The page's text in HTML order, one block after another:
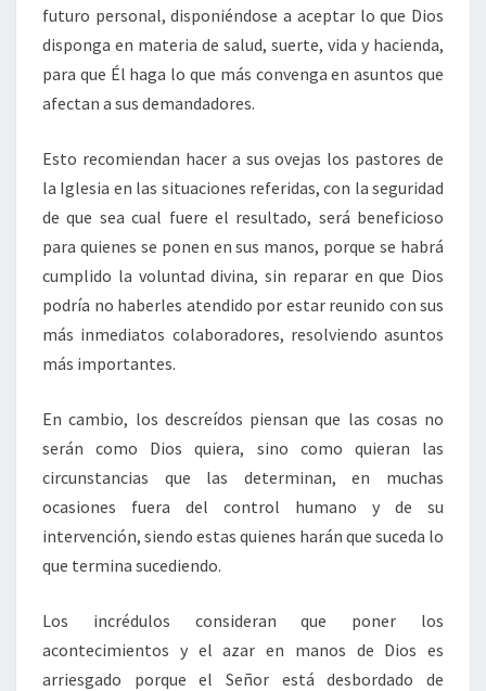
futuro personal, disponiéndose a aceptar lo que Dios
disponga en materia de salud, suerte, vida y hacienda,
para que Él haga lo que más convenga en asuntos que
afectan a sus demandadores.
Esto recomiendan hacer a sus ovejas los pastores de
la Iglesia en las situaciones referidas, con la seguridad
de que sea cual fuere el resultado, será beneficioso
para quienes se ponen en sus manos, porque se habrá
cumplido la voluntad divina, sin reparar en que Dios
podría no haberles atendido por estar reunido con sus
más inmediatos colaboradores, resolviendo asuntos
más importantes.
En cambio, los descreídos piensan que las cosas no
serán como Dios quiera, sino como quieran las
circunstancias que las determinan, en muchas
ocasiones fuera del control humano y de su
intervención, siendo estas quienes harán que suceda lo
que termina sucediendo.
Los incrédulos consideran que poner los
acontecimientos y el azar en manos de Dios es
arriesgado porque el Señor está desbordado de